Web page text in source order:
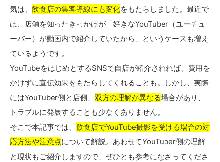
気は、 飲食店の集客導線にも変化をもたらしました。最近で
は、店舗を知ったきっかけが「好きなYouTuber（ユーチュ
ーバー）が動画内で紹介していたから」というケースも増え
ているようです。
YouTubeをはじめとするSNSで自店が紹介されれば、費用を
かけずに宣伝効果をもたらしてくれることも。しかし、実際
にはYouTuber側と店側、 双方の理解が異なる場合があり、
トラブルに発展することも少なくありません。
そこで本記事では、 飲食店でYouTube撮影を受ける場合の対
応方法や注意点について解説。あわせてYouTuber側の理解
と現状もご紹介しますので、ぜひとも参考になさってくださ